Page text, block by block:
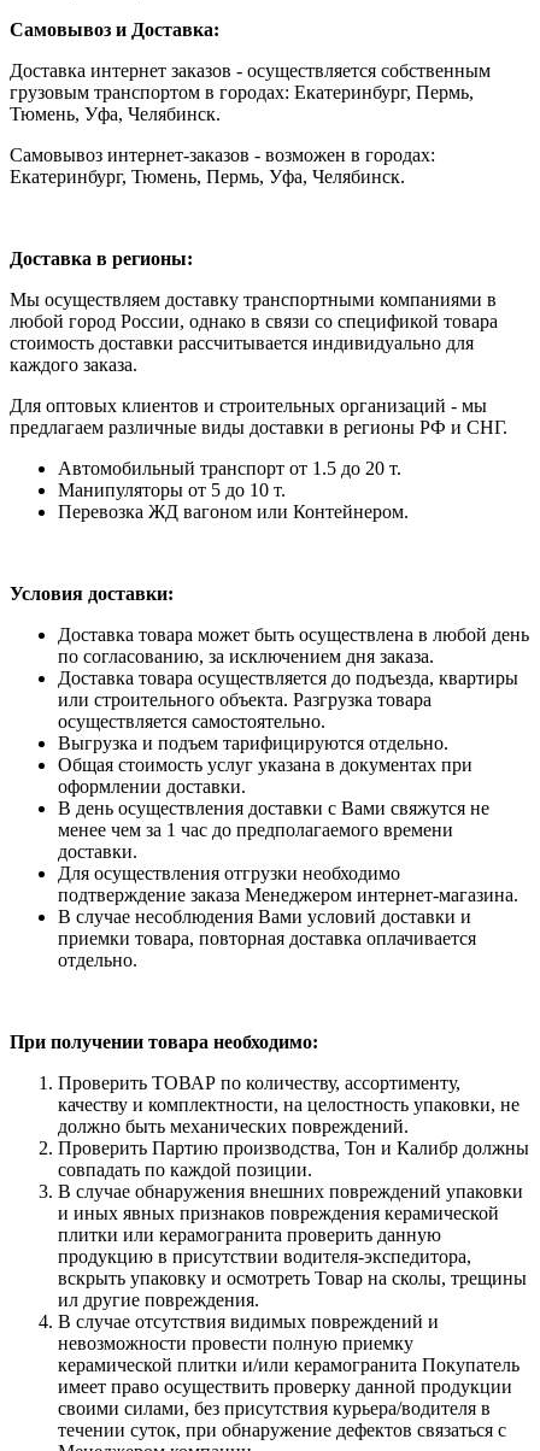
Самовывоз и Доставка:
Доставка интернет заказов - осуществляется собственным
грузовым транспортом в городах: Екатеринбург, Пермь,
Тюмень, Уфа, Челябинск.
Самовывоз интернет-заказов - возможен в городах:
Екатеринбург, Тюмень, Пермь, Уфа, Челябинск.
Доставка в регионы:
Мы осуществляем доставку транспортными компаниями в
любой город России, однако в связи со спецификой товара
стоимость доставки рассчитывается индивидуально для
каждого заказа.
Для оптовых клиентов и строительных организаций - мы
предлагаем различные виды доставки в регионы РФ и СНГ.
Автомобильный транспорт от 1.5 до 20 т.
Манипуляторы от 5 до 10 т.
Перевозка ЖД вагоном или Контейнером.
Условия доставки:
Доставка товара может быть осуществлена в любой день
по согласованию, за исключением дня заказа.
Доставка товара осуществляется до подъезда, квартиры
или строительного объекта. Разгрузка товара
осуществляется самостоятельно.
Выгрузка и подъем тарифицируются отдельно.
Общая стоимость услуг указана в документах при
оформлении доставки.
В день осуществления доставки с Вами свяжутся не
менее чем за 1 час до предполагаемого времени
доставки.
Для осуществления отгрузки необходимо
подтверждение заказа Менеджером интернет-магазина.
В случае несоблюдения Вами условий доставки и
приемки товара, повторная доставка оплачивается
отдельно.
При получении товара необходимо:
Проверить ТОВАР по количеству, ассортименту,
качеству и комплектности, на целостность упаковки, не
должно быть механических повреждений.
Проверить Партию производства, Тон и Калибр должны
совпадать по каждой позиции.
В случае обнаружения внешних повреждений упаковки
и иных явных признаков повреждения керамической
плитки или керамогранита проверить данную
продукцию в присутствии водителя-экспедитора,
вскрыть упаковку и осмотреть Товар на сколы, трещины
ил другие повреждения.
В случае отсутствия видимых повреждений и
невозможности провести полную приемку
керамической плитки и/или керамогранита Покупатель
имеет право осуществить проверку данной продукции
своими силами, без присутствия курьера/водителя в
течении суток, при обнаружение дефектов связаться с